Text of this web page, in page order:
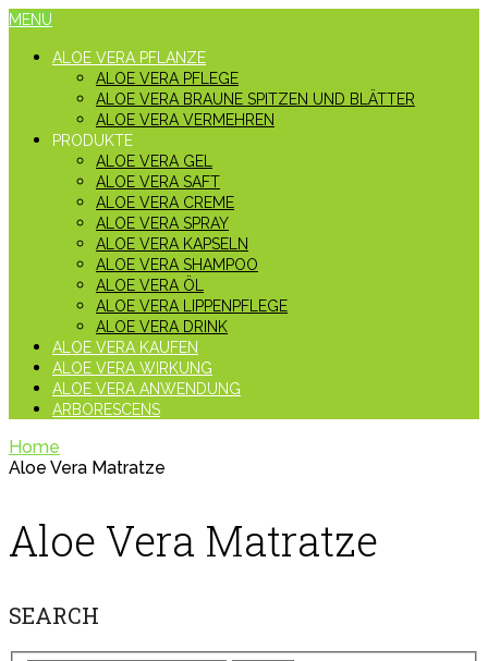
MENU
ALOE VERA PFLANZE
ALOE VERA PFLEGE
ALOE VERA BRAUNE SPITZEN UND BLÄTTER
ALOE VERA VERMEHREN
PRODUKTE
ALOE VERA GEL
ALOE VERA SAFT
ALOE VERA CREME
ALOE VERA SPRAY
ALOE VERA KAPSELN
ALOE VERA SHAMPOO
ALOE VERA ÖL
ALOE VERA LIPPENPFLEGE
ALOE VERA DRINK
ALOE VERA KAUFEN
ALOE VERA WIRKUNG
ALOE VERA ANWENDUNG
ARBORESCENS
Home
Aloe Vera Matratze
Aloe Vera Matratze
SEARCH